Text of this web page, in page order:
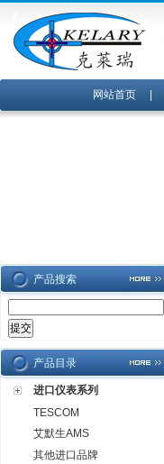
网站首页|
产品搜索
产品目录
进口仪表系列
TESCOM
艾默生AMS
其他进口品牌